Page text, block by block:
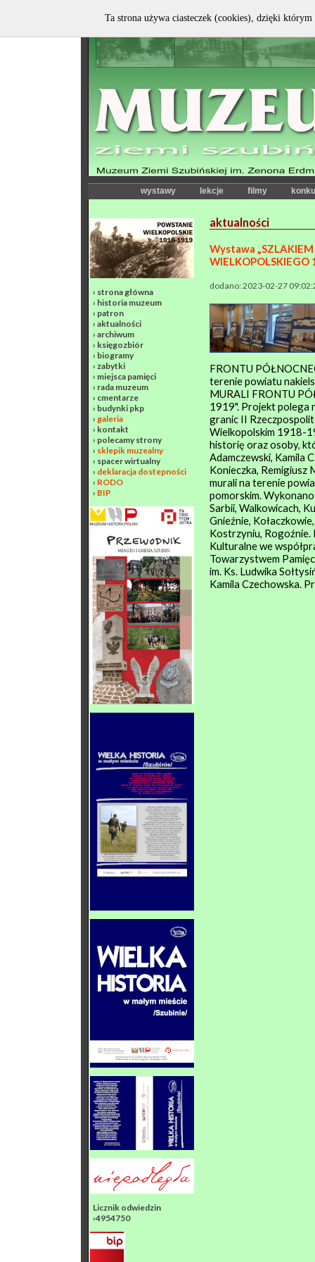
wystawy lekcje filmy
› strona główna
› historia muzeum
› patron
› aktualności
› archiwum
› księgozbiór
› biogramy
› zabytki
› miejsca pamięci
› rada muzeum
› cmentarze
› budynki pkp
› galeria
› kontakt
› polecamy strony
› sklepik muzealny
› spacer wirtualny
› deklaracja dostepności
› RODO
› BIP
Licznik odwiedzin
›4954750
aktualności
Wystawa
dodano: 2023-02-27
FRONTU
terenie powiatu
MURALI FRONTU
1919". Projekt polega
granic II
Wielkopolskim 1918-
historię oraz osoby,
Adamczewski, Kamila
Konieczka, Remigiusz
murali na terenie
pomorskim. Wykonano
Sarbii, Walkowicach,
Gnieźnie,
Kostrzyniu, Rogoźnie.
Kulturalne we
Towarzystwem
im. Ks. Ludwika
Kamila Czechowska.
Ta strona używa ciasteczek (cookies), dzięki